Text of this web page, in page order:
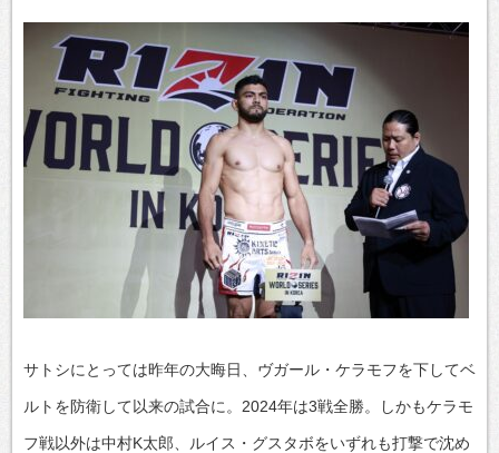
サトシにとっては昨年の大晦日、ヴガール・ケラモフを下してベ
ルトを防衛して以来の試合に。2024年は3戦全勝。しかもケラモ
フ戦以外は中村K太郎、ルイス・グスタボをいずれも打撃で沈め